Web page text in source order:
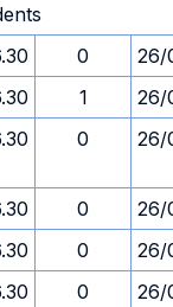
0
26/
1
26/
0 26/
0
26/
0
26/
0
26/